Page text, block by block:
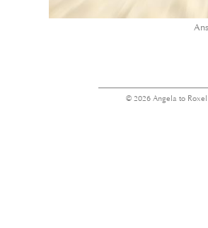
© 2026 Angela to Roxel